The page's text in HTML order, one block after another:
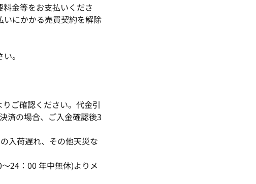
金等をお支払いくださ
にかかる売買契約を解除
。
ご確認ください。代金引
済の場合、ご入金確認後3
入荷遅れ、その他天災な
24：00 年中無休)よりメ